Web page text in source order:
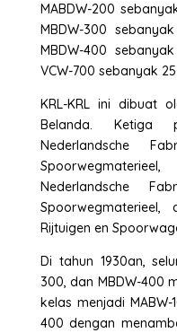
MABDW-200
MBDW-300
MBDW-400
VCW-700 sebanyak
KRL-KRL ini dibuat
Belanda. Ketiga
Nederlandsche
Nederlandsche
Rijtuigen en
Di tahun 1930an,
300, dan MBDW-400
kelas menjadi MABW-
400 dengan